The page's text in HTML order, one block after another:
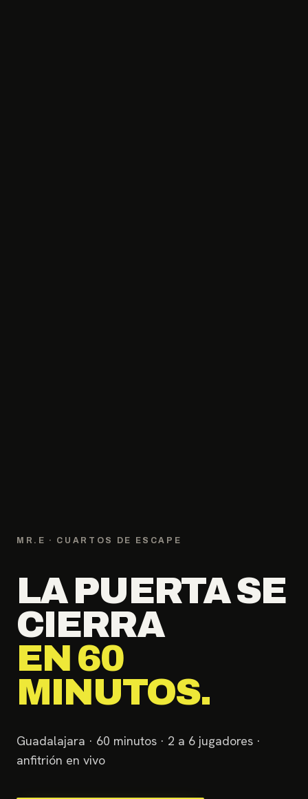
MR.E · CUARTOS DE ESCAPE
LA PUERTA SE
CIERRA
EN 60
MINUTOS.
Guadalajara · 60 minutos · 2 a 6 jugadores ·
anfitrión en vivo